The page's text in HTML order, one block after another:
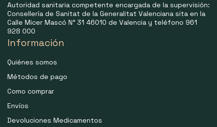
Autoridad sanitaria competente encargada de la supervisión:
Consellería de Sanitat de la Generalitat Valenciana sita en la
Calle Micer Mascó N° 31 46010 de Valencia y teléfono 961
928 000
Información
Quiénes somos
Métodos de pago
Como comprar
Envíos
Devoluciones Medicamentos